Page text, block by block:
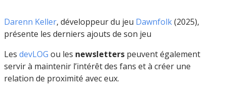
Darenn Keller, développeur du jeu Dawnfolk(2025),
présente les derniers ajouts de son jeu
Les devLOG ou les newsletters peuvent également
servir à maintenir l’intérêt des fans et à créer une
relation de proximité avec eux.